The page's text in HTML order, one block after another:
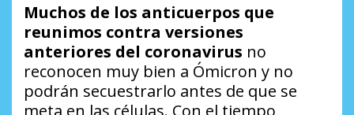
Muchos de los anticuerpos que
reunimos contra versiones
anteriores del coronavirus no
reconocen muy bien a Ómicron y no
podrán secuestrarlo antes de que se
meta en las células. Con el tiempo,